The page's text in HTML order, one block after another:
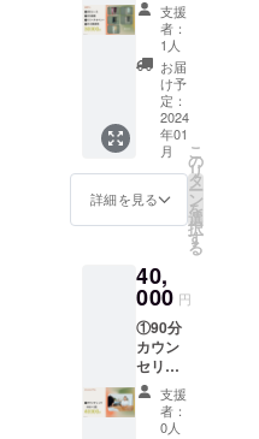
95% ポ
リウレ
タン5%
マチ肌
側：ポ
リエス
テル
55% 綿
45% マ
チ中：
アクリ
ル80%
ステル
20% ▼
お手入
れ方法
洗濯
機・乾
燥機の
使用
OK。経
導麻薬
対策
課・関
東信越
厚生局
麻薬取
締部
2022.03
.22） ■
化粧品
製造販
売業許
号：
27C0X0
0499
③Uwni
nd法人
ステッ
カー
Unwind
法人ロ
セク
シャル
ウェル
ネスに
関する
調査で
訪れる
アメリ
カ・ワ
ンD.C.
での活
ます。
※リリー
スイベ
ント参
加の有
無や参
加方法
につい
テムの
紹介 な
ど、一
人ひと
りに合
わせた
提案を
いたし
ます。
ニケー
ショ
体・テ
クニッ
クを見
直し、
改善の
ための
方法を
寄り添
いなが
販売名
＞男性
向け避
妊用コ
ンドー
ム ＜
医療機
器番号
22100B
Z×0110
機器で
はあり
ません
※ラテッ
クスア
レル
ギーが
ある方
は備考
サーと
して、
一緒に
tawagr
amを作
り上
げ、広
めてい
く仲間
になっ
ていた
載期
間：
2024年
4月〜
2025年
12月の1
年間
（予
定） 掲
賛】
【上乗
せ歓
迎】 ①
お礼
メール
②お礼
動画 感
謝の気
持ちを
込めて
お送り
す。 ※3
分〜5分
程度の
動画を
予定し
ていま
す。 ※
メン
バーか
支援
者：
1人
お届
け予
定：
2024
年01
月
詳細を見る
こ
の
リ
タ
ー
ン
を
選
択
す
る
40,
000 円
①90分
カウン
セリン
ング×3
回（オ
ンライ
支援
者：
0人